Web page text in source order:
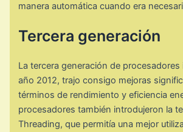
manera automática cuando era
Tercera generación
La tercera generación de procesadores
año 2012, trajo consigo mejoras
términos de rendimiento y eficiencia
procesadores también introdujeron la
Threading, que permitía una mejor